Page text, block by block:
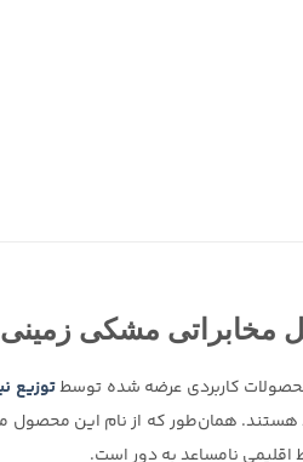
مشکی زمینی ۲۵ در ۲ در ۶ دهم
کاربردی عرضه شده توسطتوزیع
هستند. همان‌طور که از نام این
اقلیمی نامساعد به دور است.